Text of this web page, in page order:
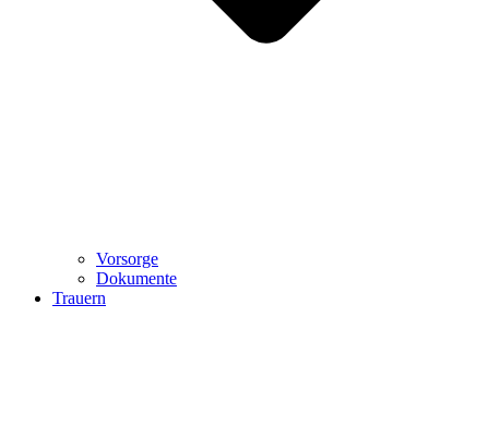
Vorsorge
Dokumente
Trauern